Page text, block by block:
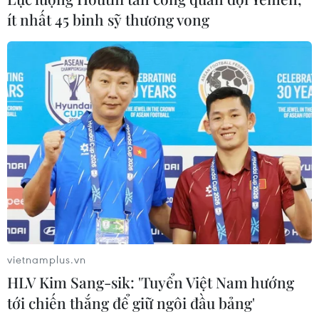
Lãi suất ngân hàng ngày 6/8: Kỳ hạn
3 tháng đang được mức lãi suất tối đa
Mỹ phát tín hiệu ủng hộ ổn định
đồng won của Hàn Quốc
05/08/2026 23:26
Mỹ hoàn trả khoảng 100 tỷ USD thuế
quan sau phán quyết của Tòa án Tối
cao
05/08/2026 22:58
Nhật Bản: Nội các thông qua chính
ít nhất 45 binh sỹ thương vong
vietnamplus.vn
HLV Kim Sang-sik: 'Tuyển Việt Nam hướng
tới chiến thắng để giữ ngôi đầu bảng'